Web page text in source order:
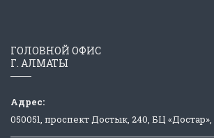
ГОЛОВНОЙ ОФИС
Г. АЛМАТЫ
Адрес:
050051, проспект Достык, 240, БЦ